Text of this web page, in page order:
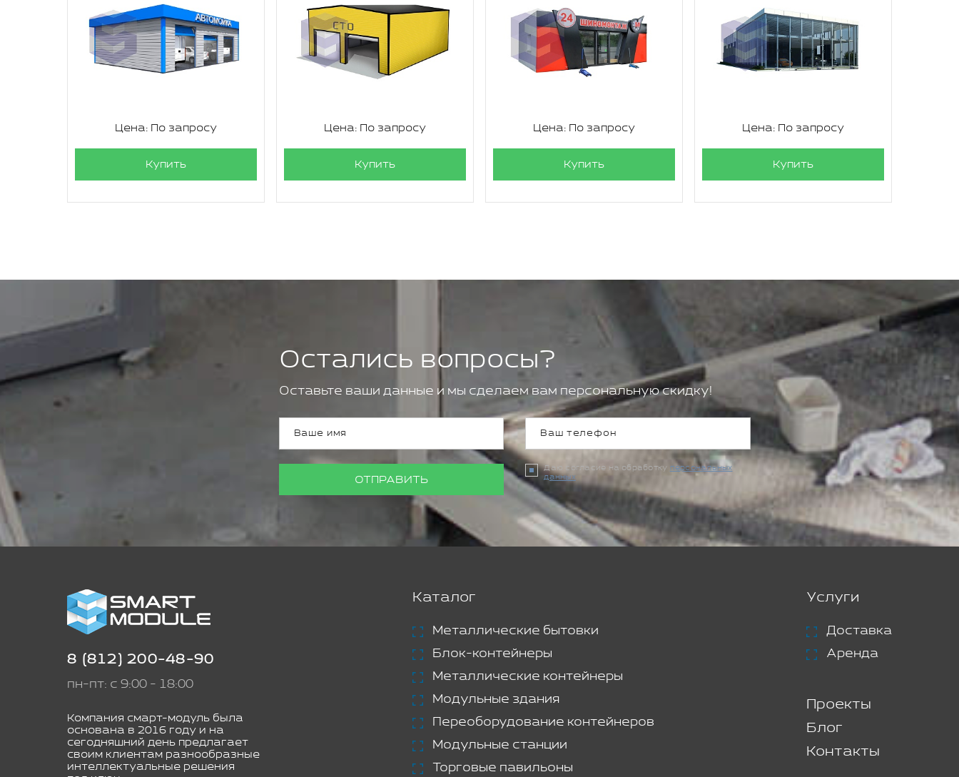
Цена: По запросу
Купить
Цена: По запросу
Купить
Цена: По запросу
Купить
Цена: По запросу
Купить
Остались вопросы?
Оставьте ваши данные и мы сделаем вам персональную скидку!
ОТПРАВИТЬ
Даю согласие на обработку персональных
данных
8 (812) 200-48-90
пн-пт: с 9:00 - 18:00
Компания смарт-модуль была
основана в 2016 году и на
сегодняшний день предлагает
своим клиентам разнообразные
интеллектуальные решения
Каталог
Металлические бытовки
Блок-контейнеры
Металлические контейнеры
Модульные здания
Переоборудование контейнеров
Модульные станции
Торговые павильоны
Услуги
Доставка
Аренда
Проекты
Блог
Контакты